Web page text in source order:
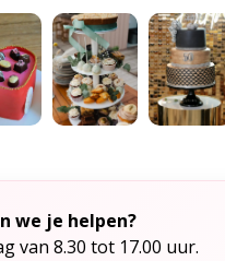
we je helpen?
van 8.30 tot 17.00 uur.